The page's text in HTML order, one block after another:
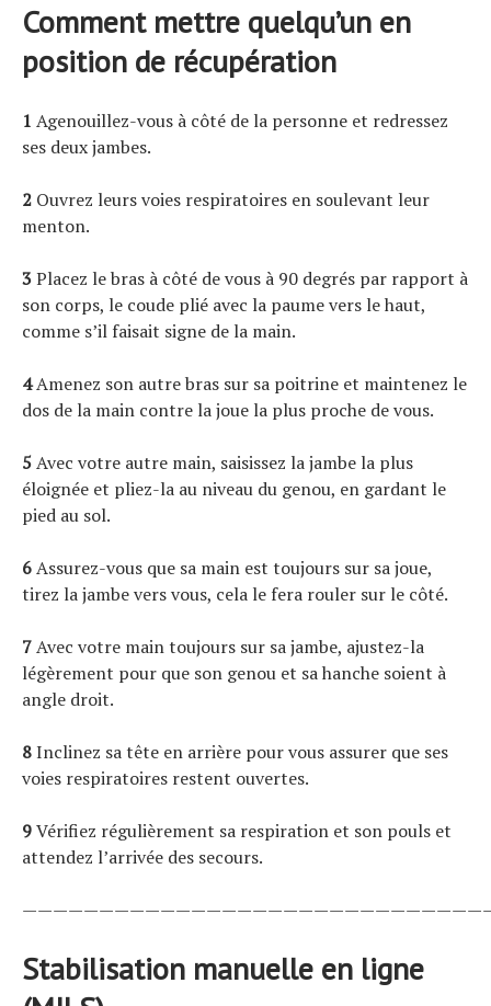
Comment mettre quelqu’un en
position de récupération
1 Agenouillez-vous à côté de la personne et redressez
ses deux jambes.
2 Ouvrez leurs voies respiratoires en soulevant leur
menton.
3Placez le bras à côté de vous à 90 degrés par rapport à
son corps, le coude plié avec la paume vers le haut,
comme s’il faisait signe de la main.
4Amenez son autre bras sur sa poitrine et maintenez le
dos de la main contre la joue la plus proche de vous.
5Avec votre autre main, saisissez la jambe la plus
éloignée et pliez-la au niveau du genou, en gardant le
pied au sol.
6Assurez-vous que sa main est toujours sur sa joue,
tirez la jambe vers vous, cela le fera rouler sur le côté.
7Avec votre main toujours sur sa jambe, ajustez-la
légèrement pour que son genou et sa hanche soient à
angle droit.
8Inclinez sa tête en arrière pour vous assurer que ses
voies respiratoires restent ouvertes.
9Vérifiez régulièrement sa respiration et son pouls et
attendez l’arrivée des secours.
Stabilisation manuelle en ligne